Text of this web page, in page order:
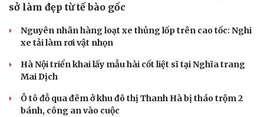
sở làm đẹp từ tế bào gốc
Nguyên nhân hàng loạt xe thủng lốp trên cao tốc: Nghi
xe tải làm rơi vật nhọn
Hà Nội triển khai lấy mẫu hài cốt liệt sĩ tại Nghĩa trang
Mai Dịch
Ô tô đỗ qua đêm ở khu đô thị Thanh Hà bị tháo trộm 2
bánh, công an vào cuộc